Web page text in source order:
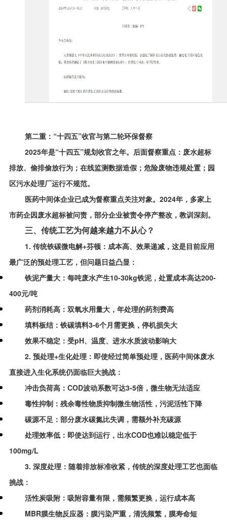
第二重：“十四五”收官与第二轮环保督察
2025年是“十四五”规划收官之年。后面督察重点：废水超标
排放、偷排偷放行为；在线监测数据造假；危险废物违规处置；园
区污水处理厂运行不规范。
医药中间体企业已成为督察重点关注对象。2024年，多家上
市药企因废水超标被问责，部分企业被责令停产整改，教训深刻。
三、传统工艺为何越来越力不从心？
1. 传统铁碳微电解+芬顿： 成本高、效果递减，这是目前应用
最广泛的预处理工艺，但问题日益凸显：
铁泥产量大：每吨废水产生10-30kg铁泥，处置成本高达200-
400元/吨
药剂消耗高：双氧水用量大，年处理的药剂费高
填料板结：铁碳填料3-6个月需更换，停机损失大
效果不稳定：受pH、温度、进水水质波动影响大
2. 预处理+生化处理： 即使经过简单预处理，医药中间体废水
直接进入生化系统仍面临巨大挑战：
冲击负荷高：COD波动系数可达3-5倍，微生物无法适应
毒性抑制：残余毒性物质抑制微生物活性，污泥活性下降
碳源不足：部分废水碳氮比失调，需额外补充碳源
处理效率低：即使达到运行，出水COD也难以稳定低于
100mg/L
3. 深度处理： 随着排放标准收紧，传统的深度处理工艺也面临
挑战：
活性炭吸附：吸附容量有限，需频繁更换，运行成本高
MBR膜生物反应器：膜污染严重，清洗频繁，膜寿命短